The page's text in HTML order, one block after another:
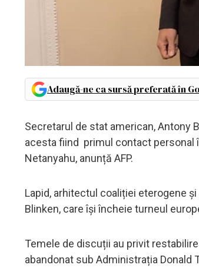
Adaugă-ne ca sursă preferată în
Secretarul de stat american, Antony
acesta fiind primul contact personal
Netanyahu, anunță AFP.
Lapid, arhitectul coaliției eterogene
Blinken, care își încheie turneul
Temele de discuții au privit
abandonat sub Administrația Donald